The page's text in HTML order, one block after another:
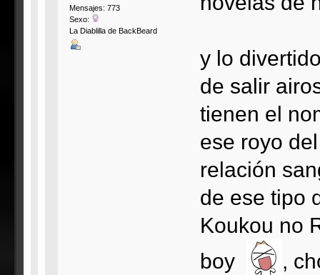
Mensajes: 773
Sexo:
La Diablilla de BackBeard
y lo
de salir
tienen el
ese royo
relación
de ese tipo
Koukou no
boy
,